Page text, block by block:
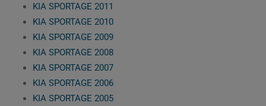
KIA SPORTAGE 2011
KIA SPORTAGE 2010
KIA SPORTAGE 2009
KIA SPORTAGE 2008
KIA SPORTAGE 2007
KIA SPORTAGE 2006
KIA SPORTAGE 2005